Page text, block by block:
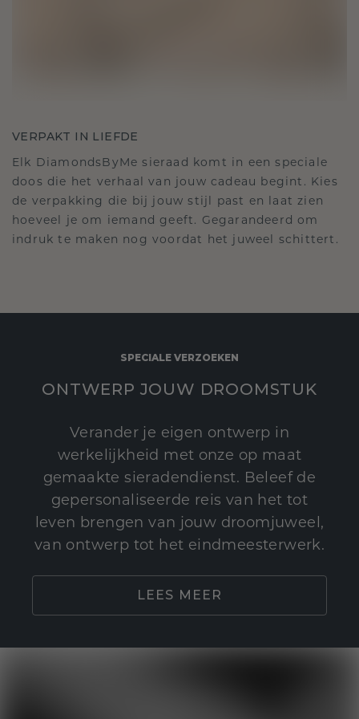
VERPAKT IN LIEFDE
Elk DiamondsByMe sieraad komt in een speciale
doos die het verhaal van jouw cadeau begint. Kies
de verpakking die bij jouw stijl past en laat zien
hoeveel je om iemand geeft. Gegarandeerd om
indruk te maken nog voordat het juweel schittert.
SPECIALE VERZOEKEN
ONTWERP JOUW DROOMSTUK
Verander je eigen ontwerp in
werkelijkheid met onze op maat
gemaakte sieradendienst. Beleef de
gepersonaliseerde reis van het tot
leven brengen van jouw droomjuweel,
van ontwerp tot het eindmeesterwerk.
LEES MEER